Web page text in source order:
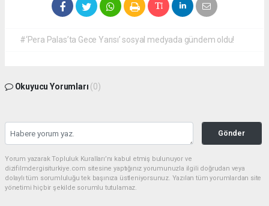
#‘Pera Palas’ta Gece Yarısı’ sosyal medyada gündem oldu!
Okuyucu Yorumları (0)
Gönder
Yorum yazarak Topluluk Kuralları’nı kabul etmiş bulunuyor ve
dizifilmdergisiturkiye.com sitesine yaptığınız yorumunuzla ilgili doğrudan veya
dolaylı tüm sorumluluğu tek başınıza üstleniyorsunuz. Yazılan tüm yorumlardan site
yönetimi hiçbir şekilde sorumlu tutulamaz.